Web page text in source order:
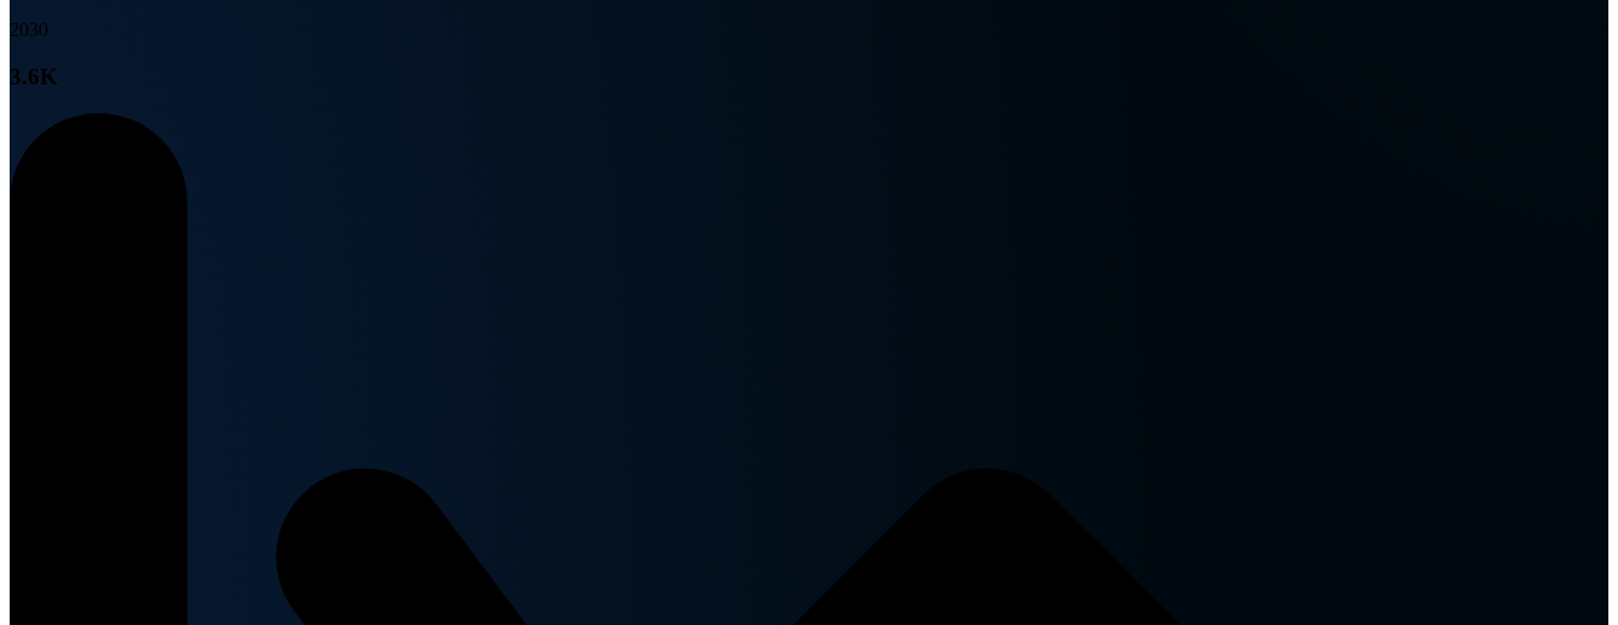
2030
3.6K